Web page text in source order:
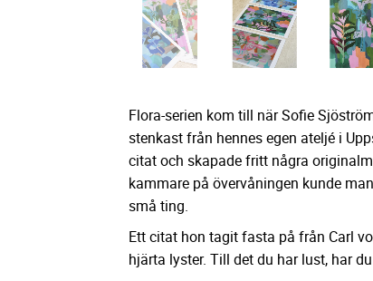
Flora-serien kom till när Sofie
stenkast från hennes egen ateljé i
citat och skapade fritt några
kammare på övervåningen kunde
små ting.
Ett citat hon tagit fasta på från Carl
hjärta lyster. Till det du har lust, har